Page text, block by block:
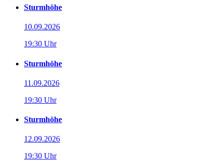
Sturmhöhe
10.09.2026
19:30 Uhr
Sturmhöhe
11.09.2026
19:30 Uhr
Sturmhöhe
12.09.2026
19:30 Uhr